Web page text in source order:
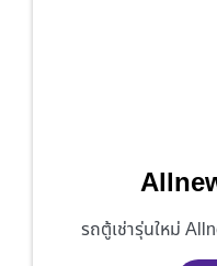
รถตู้เช่ารุ่นใหม่